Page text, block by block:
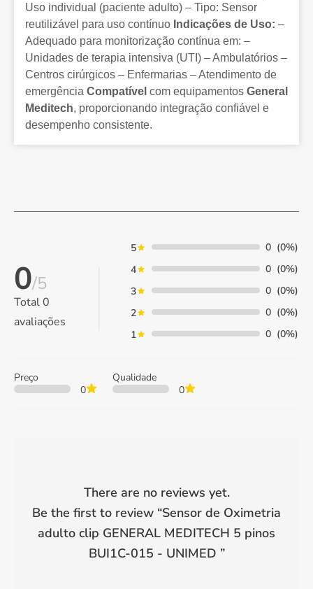
Uso individual (paciente adulto) – Tipo: Sensor
reutilizável para uso contínuo Indicações de Uso: –
Adequado para monitorização contínua em: –
Unidades de terapia intensiva (UTI) – Ambulatórios –
Centros cirúrgicos – Enfermarias – Atendimento de
emergência Compatível com equipamentos General
Meditech, proporcionando integração confiável e
desempenho consistente.
0/5
Total0
avaliações
5 0 (0%)
4
0 (0%)
3
0 (0%)
2
0 (0%)
1
0 (0%)
Preço
0
Qualidade
0
There are no reviews yet.
Be the first to review “Sensor de Oximetria
adulto clip GENERAL MEDITECH 5 pinos
BUI1C-015 - UNIMED ”